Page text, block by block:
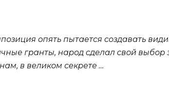
опять пытается создавать
гранты, народ сделал свой выбор
в великом секрете …